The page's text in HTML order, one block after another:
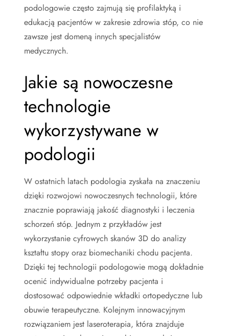
podologowie często zajmują się profilaktyką i
edukacją pacjentów w zakresie zdrowia stóp, co nie
zawsze jest domeną innych specjalistów
medycznych.
Jakie są nowoczesne
technologie
wykorzystywane w
podologii
W ostatnich latach podologia zyskała na znaczeniu
dzięki rozwojowi nowoczesnych technologii, które
znacznie poprawiają jakość diagnostyki i leczenia
schorzeń stóp. Jednym z przykładów jest
wykorzystanie cyfrowych skanów 3D do analizy
kształtu stopy oraz biomechaniki chodu pacjenta.
Dzięki tej technologii podologowie mogą dokładnie
ocenić indywidualne potrzeby pacjenta i
dostosować odpowiednie wkładki ortopedyczne lub
obuwie terapeutyczne. Kolejnym innowacyjnym
rozwiązaniem jest laseroterapia, która znajduje